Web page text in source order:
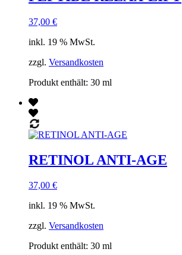
37,00 €
inkl. 19 % MwSt.
zzgl. Versandkosten
Produkt enthält: 30 ml
RETINOL ANTI-AGE
37,00 €
inkl. 19 % MwSt.
zzgl. Versandkosten
Produkt enthält: 30 ml